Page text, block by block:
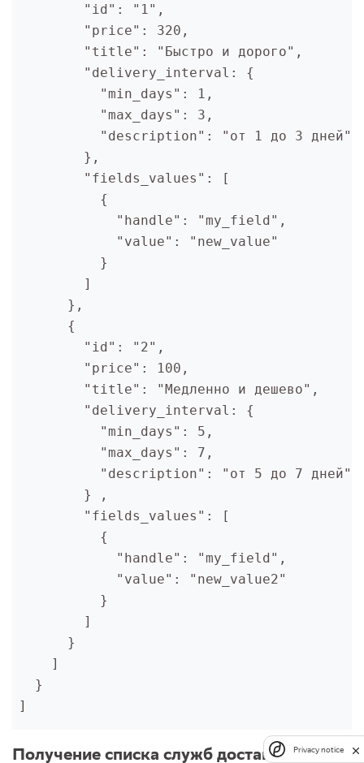
        "id": "1",
        "price": 320,
        "title": "Быстро и дорого",
        "delivery_interval: {
          "min_days": 1,
          "max_days": 3,
          "description": "от 1 до 3 дней"
        },
        "fields_values": [
          {
            "handle": "my_field",
            "value": "new_value"
          }
        ]
      },
      {
        "id": "2",
        "price": 100,
        "title": "Медленно и дешево",
        "delivery_interval: {
          "min_days": 5,
          "max_days": 7,
          "description": "от 5 до 7 дней"
        } ,
        "fields_values": [
          {
            "handle": "my_field",
            "value": "new_value2"
          }
        ]
      }
    ]
  }
]
Получение списка служб доставки Privacy notice